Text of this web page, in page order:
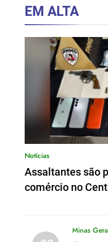
EM ALTA
Notícias
Assaltantes são
comércio no
Minas